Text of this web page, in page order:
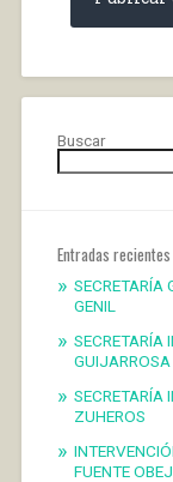
Buscar
Entradas recientes
SECRETARÍA
GENIL
SECRETARÍA
GUIJARROSA
SECRETARÍA
ZUHEROS
FUENTE